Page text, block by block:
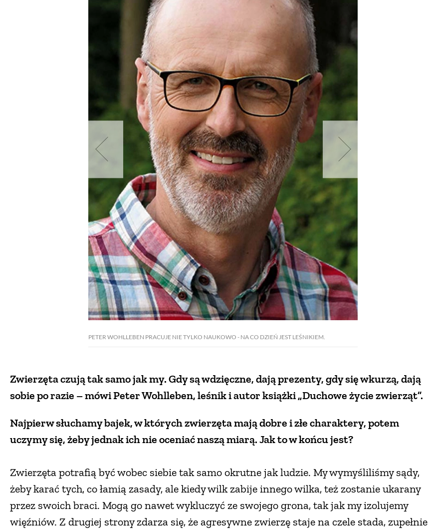
PETER WOHLLEBEN PRACUJE NIE TYLKO NAUKOWO - NA CO DZIEŃ JEST LEŚNIKIEM.
Zwierzęta czują tak samo jak my. Gdy są wdzięczne, dają prezenty, gdy się wkurzą, dają
sobie po razie – mówi Peter Wohlleben, leśnik i autor książki „Duchowe życie zwierząt”.
Najpierw słuchamy bajek, w których zwierzęta mają dobre i złe charaktery, potem
uczymy się, żeby jednak ich nie oceniać naszą miarą. Jak to w końcu jest?
Zwierzęta potrafią być wobec siebie tak samo okrutne jak ludzie. My wymyśliliśmy sądy,
żeby karać tych, co łamią zasady, ale kiedy wilk zabije innego wilka, też zostanie ukarany
przez swoich braci. Mogą go nawet wykluczyć ze swojego grona, tak jak my izolujemy
więźniów. Z drugiej strony zdarza się, że agresywne zwierzę staje na czele stada, zupełnie